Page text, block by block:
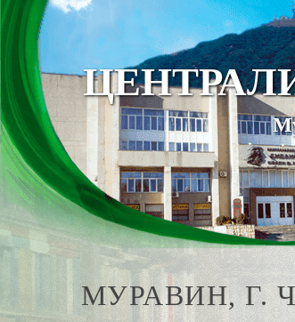
МУРАВИН, Г.